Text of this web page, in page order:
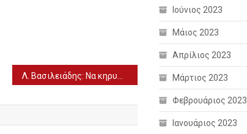
Λ. Βασιλειάδης: Nα κηρυχθεί ο Δήμος Αλμωπίας σε κατάσταση εκτάκτου ανάγκης
Ιούνιος 2023
Μάιος 2023
Απρίλιος 2023
Μάρτιος 2023
Φεβρουάριος 2023
Ιανουάριος 2023